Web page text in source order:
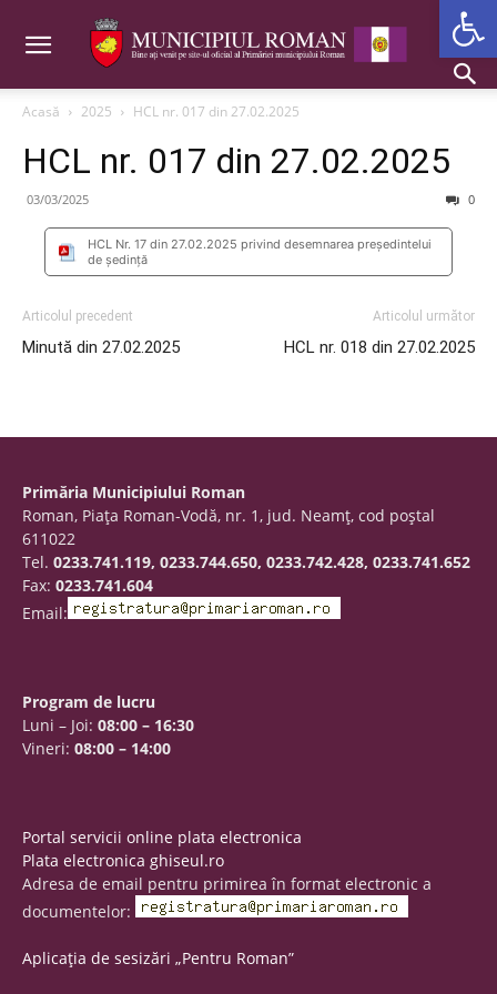
Acasă 2025 HCL nr. 017 din 27.02.2025
HCL nr. 017 din 27.02.2025
03/03/2025 0
HCL Nr. 17 din 27.02.2025 privind desemnarea preşedintelui
de şedinţă
Articolul precedent
Minută din 27.02.2025
Articolul următor
HCL nr. 018 din 27.02.2025
Primăria Municipiului Roman
Roman, Piaţa Roman-Vodă, nr. 1, jud. Neamţ, cod poştal
611022
Tel. 0233.741.119, 0233.744.650, 0233.742.428, 0233.741.652
Fax: 0233.741.604
Email:
Program de lucru
Luni – Joi: 08:00 – 16:30
Vineri: 08:00 – 14:00
Portal servicii online plata electronica
Plata electronica ghiseul.ro
Adresa de email pentru primirea în format electronic a
documentelor:
Aplicația de sesizări „Pentru Roman”